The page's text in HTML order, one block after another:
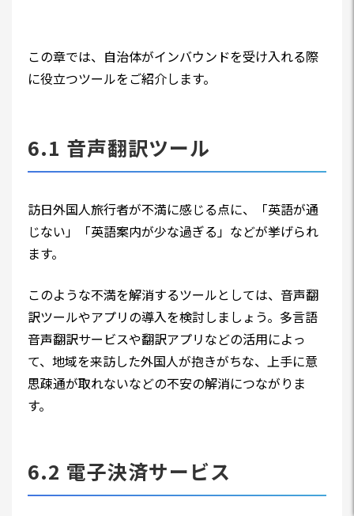
この章では、自治体がインバウンドを受け入れる際
に役立つツールをご紹介します。
6.1 音声翻訳ツール
訪日外国人旅行者が不満に感じる点に、「英語が通
じない」「英語案内が少な過ぎる」などが挙げられ
ます。
このような不満を解消するツールとしては、音声翻
訳ツールやアプリの導入を検討しましょう。多言語
音声翻訳サービスや翻訳アプリなどの活用によっ
て、地域を来訪した外国人が抱きがちな、上手に意
思疎通が取れないなどの不安の解消につながりま
す。
6.2 電子決済サービス